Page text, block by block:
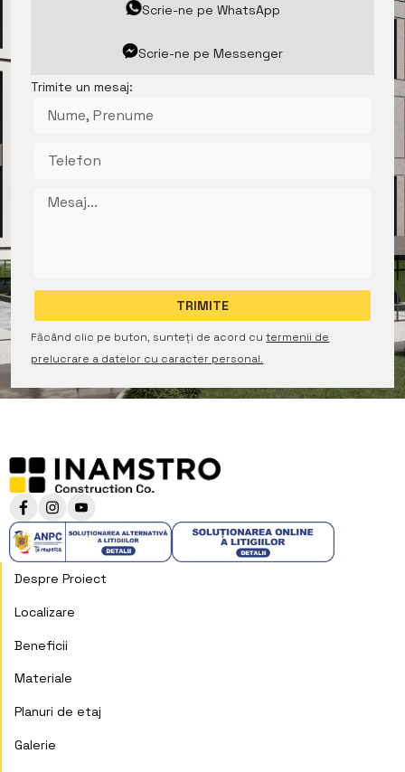
Scrie-ne pe WhatsApp
Scrie-ne pe Messenger
Trimite un mesaj:
Făcând clic pe buton, sunteți de acord cutermenii de
prelucrare a datelor cu caracter personal.
Despre Proiect
Localizare
Beneficii
Materiale
Planuri de etaj
Galerie